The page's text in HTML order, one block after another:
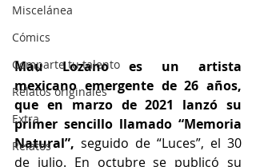
Miscelánea
Cómics
Comparte tu talento
Relatos originales
Extra
Relatos
Mau Lozano es un artista
mexicano emergente de 26 años,
que en marzo de 2021 lanzó su
primer sencillo llamado “Memoria
Natural”, seguido de “Luces”, el 30
de julio. En octubre se publicó su